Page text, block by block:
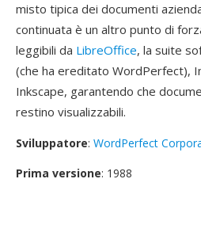
misto tipica dei documenti
continuata è un altro punto di
leggibili da LibreOffice, la suite
(che ha ereditato WordPerfect),
Inkscape, garantendo che
restino visualizzabili.
Sviluppatore: WordPerfect
Prima versione: 1988